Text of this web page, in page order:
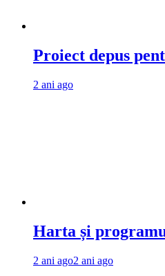
Proiect depus
2 ani ago
Harta și
2 ani ago2 ani ago